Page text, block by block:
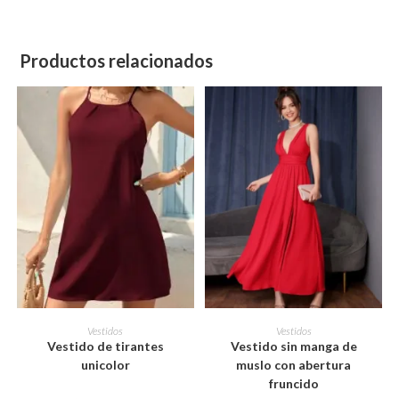
Productos relacionados
SELECCIONAR OPCIONES
Este
producto
tiene
múltiples
variantes.
Vestidos
Vestido de tirantes
unicolor
SELECCIONAR OPCIONES
Este
producto
tiene
múltiples
variantes.
opciones
Vestidos
Vestido sin manga de
muslo con abertura
fruncido